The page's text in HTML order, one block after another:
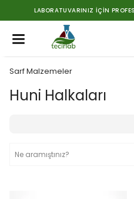
LABORATUVARINIZ İÇIN
Sarf Malzemeler
Huni Halkaları